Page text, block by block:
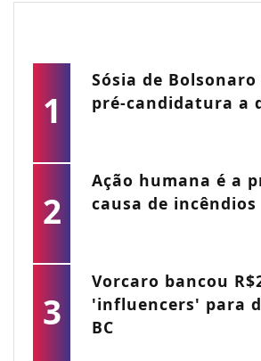
1
Sósia de
pré-candidatura a
2
Ação humana é a
causa de incêndios
3
Vorcaro bancou
'influencers' para
BC